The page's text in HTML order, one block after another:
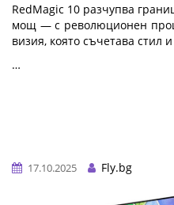
RedMagic 10 разчупва
мощ — с революционен
визия, която съчетава стил и
…
17.10.2025
Fly.bg